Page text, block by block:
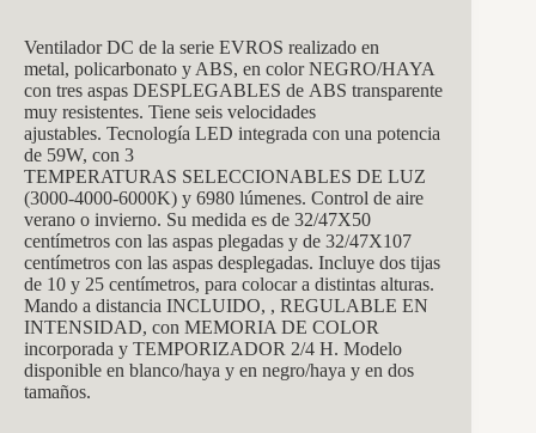
Ventilador DC de la serie EVROS realizado en
metal, policarbonato y ABS, en color NEGRO/HAYA
con tres aspas DESPLEGABLES de ABS transparente
muy resistentes. Tiene seis velocidades
ajustables. Tecnología LED integrada con una potencia
de 59W, con 3
TEMPERATURAS SELECCIONABLES DE LUZ
(3000-4000-6000K) y 6980 lúmenes. Control de aire
verano o invierno. Su medida es de 32/47X50
centímetros con las aspas plegadas y de 32/47X107
centímetros con las aspas desplegadas. Incluye dos tijas
de 10 y 25 centímetros, para colocar a distintas alturas.
Mando a distancia INCLUIDO, , REGULABLE EN
INTENSIDAD, con MEMORIA DE COLOR
incorporada y TEMPORIZADOR 2/4 H. Modelo
disponible en blanco/haya y en negro/haya y en dos
tamaños.